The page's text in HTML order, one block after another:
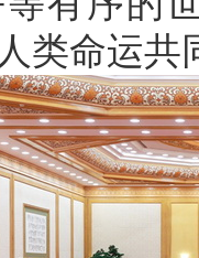
类命运共